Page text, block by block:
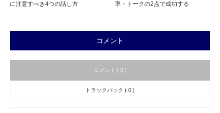
に注意すべき4つの話し方
率・トークの2点で成功する
コメント
コメント ( 0 )
トラックバック ( 0 )